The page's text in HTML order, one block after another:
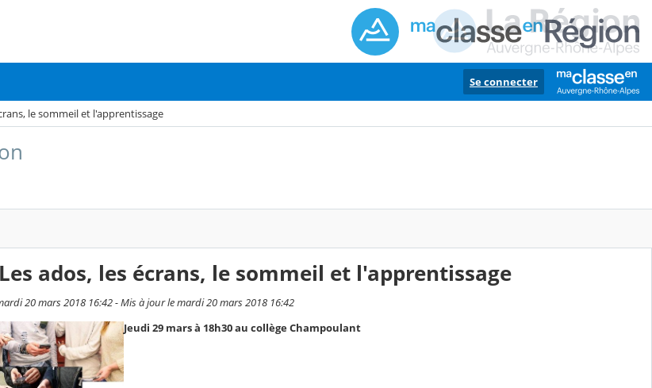
Se connecter
le sommeil et l'apprentissage
ados, les écrans, le sommeil et l'apprentissage
20 mars 2018 16:42 - Mis à jour le mardi 20 mars 2018 16:42
Jeudi 29 mars à 18h30 au collège Champoulant